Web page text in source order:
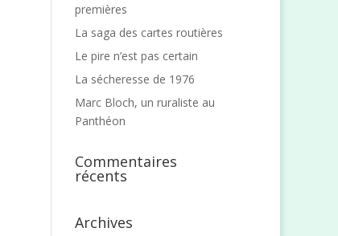
premières
La saga des cartes routières
Le pire n’est pas certain
La sécheresse de 1976
Marc Bloch, un ruraliste au
Panthéon
Commentaires
récents
Archives